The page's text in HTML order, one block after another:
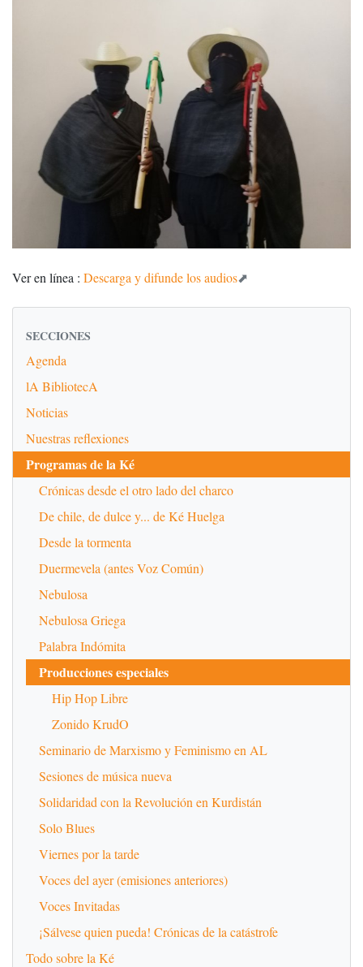
Ver en línea : Descarga y difunde los audios
SECCIONES
Agenda
lA BibliotecA
Noticias
Nuestras reflexiones
Programas de la Ké
Crónicas desde el otro lado del charco
De chile, de dulce y... de Ké Huelga
Desde la tormenta
Duermevela (antes Voz Común)
Nebulosa
Nebulosa Griega
Palabra Indómita
Producciones especiales
Hip Hop Libre
Zonido KrudO
Seminario de Marxismo y Feminismo en AL
Sesiones de música nueva
Solidaridad con la Revolución en Kurdistán
Solo Blues
Viernes por la tarde
Voces del ayer (emisiones anteriores)
Voces Invitadas
¡Sálvese quien pueda! Crónicas de la catástrofe
Todo sobre la Ké